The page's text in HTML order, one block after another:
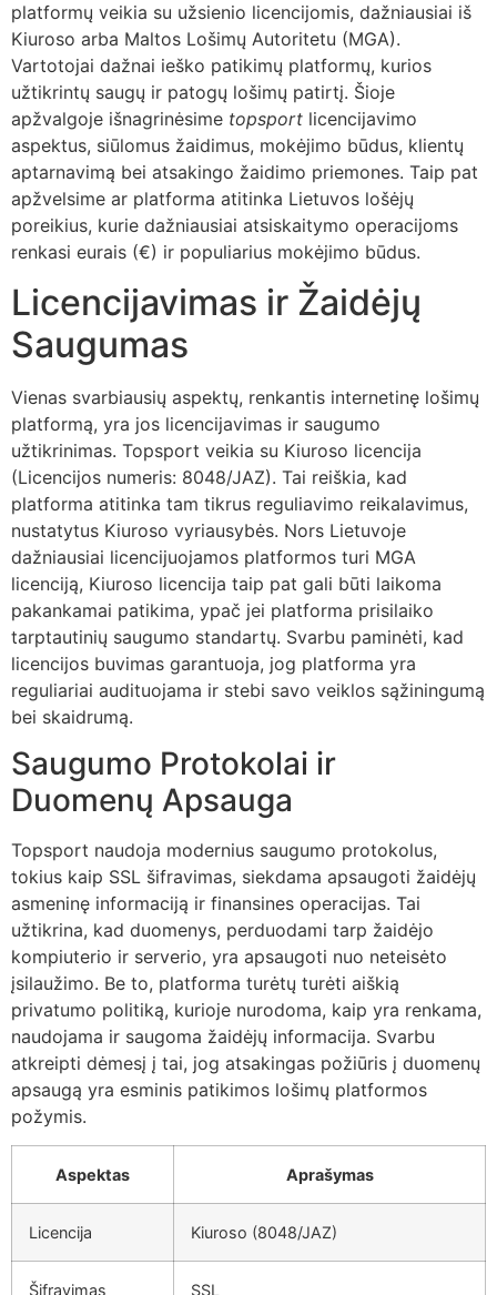
platformų veikia su užsienio licencijomis, dažniausiai iš
Kiuroso arba Maltos Lošimų Autoritetu (MGA).
Vartotojai dažnai ieško patikimų platformų, kurios
užtikrintų saugų ir patogų lošimų patirtį. Šioje
apžvalgoje išnagrinėsime topsport licencijavimo
aspektus, siūlomus žaidimus, mokėjimo būdus, klientų
aptarnavimą bei atsakingo žaidimo priemones. Taip pat
apžvelsime ar platforma atitinka Lietuvos lošėjų
poreikius, kurie dažniausiai atsiskaitymo operacijoms
renkasi eurais (€) ir populiarius mokėjimo būdus.
Licencijavimas ir Žaidėjų
Saugumas
Vienas svarbiausių aspektų, renkantis internetinę lošimų
platformą, yra jos licencijavimas ir saugumo
užtikrinimas. Topsport veikia su Kiuroso licencija
(Licencijos numeris: 8048/JAZ). Tai reiškia, kad
platforma atitinka tam tikrus reguliavimo reikalavimus,
nustatytus Kiuroso vyriausybės. Nors Lietuvoje
dažniausiai licencijuojamos platformos turi MGA
licenciją, Kiuroso licencija taip pat gali būti laikoma
pakankamai patikima, ypač jei platforma prisilaiko
tarptautinių saugumo standartų. Svarbu paminėti, kad
licencijos buvimas garantuoja, jog platforma yra
reguliariai audituojama ir stebi savo veiklos sąžiningumą
bei skaidrumą.
Saugumo Protokolai ir
Duomenų Apsauga
Topsport naudoja modernius saugumo protokolus,
tokius kaip SSL šifravimas, siekdama apsaugoti žaidėjų
asmeninę informaciją ir finansines operacijas. Tai
užtikrina, kad duomenys, perduodami tarp žaidėjo
kompiuterio ir serverio, yra apsaugoti nuo neteisėto
įsilaužimo. Be to, platforma turėtų turėti aiškią
privatumo politiką, kurioje nurodoma, kaip yra renkama,
naudojama ir saugoma žaidėjų informacija. Svarbu
atkreipti dėmesį į tai, jog atsakingas požiūris į duomenų
apsaugą yra esminis patikimos lošimų platformos
požymis.
Aspektas Aprašymas
Licencija Kiuroso (8048/JAZ)
Šifravimas SSL